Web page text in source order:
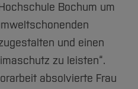
Bochum um
und einen
zu leisten“.
absolvierte Frau